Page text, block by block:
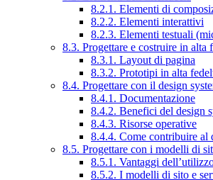
8.2.1. Elementi di
8.2.2. Elementi interattivi
8.2.3. Elementi testuali
8.3. Progettare e costruire in alta
8.3.1. Layout di pagina
8.3.2. Prototipi in alta
8.4. Progettare con il design
8.4.1. Documentazione
8.4.2. Benefici del design
8.4.3. Risorse operative
8.4.4. Come contribuire al
8.5. Progettare con i modelli di
8.5.1. Vantaggi
8.5.2. I modelli di sito e